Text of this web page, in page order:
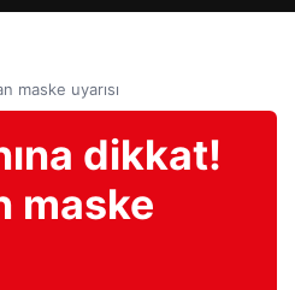
maske uyarısı
dikkat!
maske